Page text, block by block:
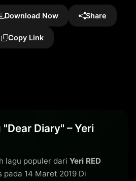
Download Now Share
Copy Link
Diary" – Yeri
lagu populer dari Yeri RED
pada 14 Maret 2019 Di